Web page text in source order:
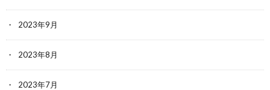
2023年9月
2023年8月
2023年7月